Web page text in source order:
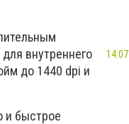
внутреннего
до 1440 dpi и
и быстрое
14:07